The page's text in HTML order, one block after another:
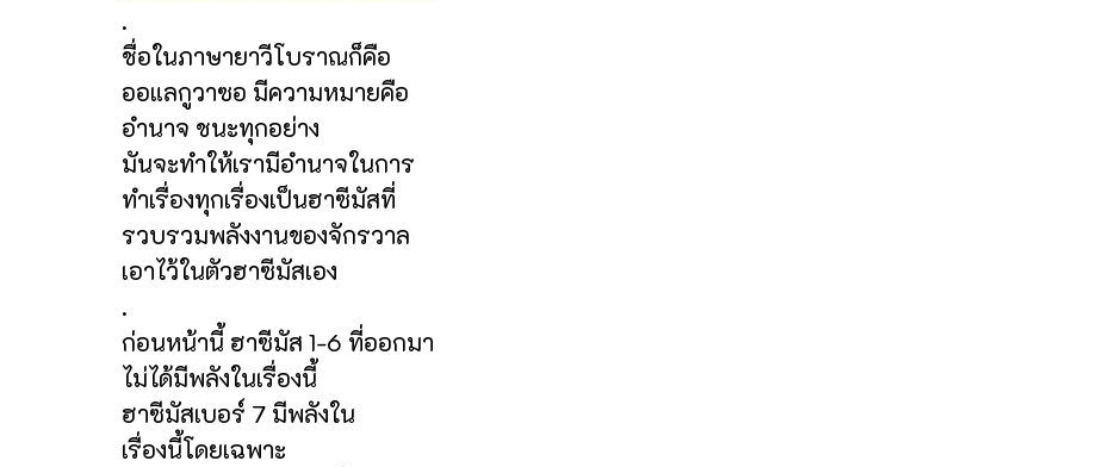
.
ชื่อในภาษายาวีโบราณก็คือ
ออแลกูวาซอ มีความหมายคือ
อำนาจ ชนะทุกอย่าง
มันจะทำให้เรามีอำนาจในการ
ทำเรื่องทุกเรื่องเป็นฮาซีมัสที่
รวบรวมพลังงานของจักรวาล
เอาไว้ในตัวฮาซีมัสเอง
.
ก่อนหน้านี้ ฮาซีมัส 1-6 ที่ออกมา
ไม่ได้มีพลังในเรื่องนี้
ฮาซีมัสเบอร์ 7 มีพลังใน
เรื่องนี้โดยเฉพาะ